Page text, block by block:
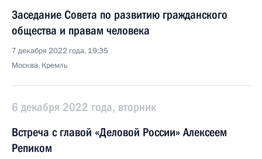
Заседание Совета по развитию гражданского
общества и правам человека
7 декабря 2022 года, 19:35
Москва, Кремль
6 декабря 2022 года, вторник
Встреча с главой «Деловой России» Алексеем
Репиком